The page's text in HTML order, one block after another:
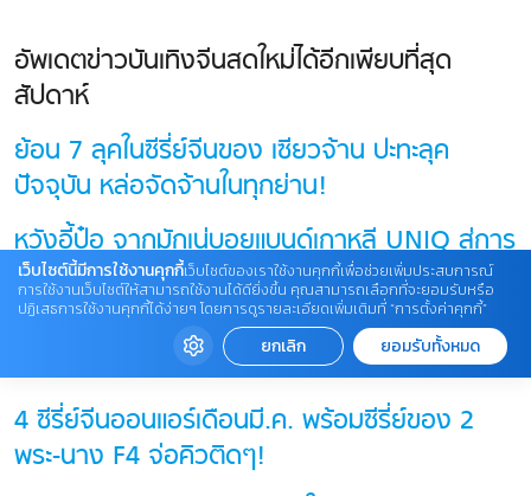
อัพเดตข่าวบันเทิงจีนสดใหม่ได้อีกเพียบที่สุด
สัปดาห์
ย้อน 7 ลุคในซีรี่ย์จีนของ เซียวจ้าน ปะทะลุค
ปัจจุบัน หล่อจัดจ้านในทุกย่าน!
หวังอี้ป๋อ จากมักเน่บอยแบนด์เกาหลี UNIQ สู่การ
เป็นนักแสดงจีนสุดฮ็อตข้ามประเทศ!!
เจาะโปรไฟล์ หลี่ชิ่น นักแสดงหญิงที่เคยเป็นกระแสคู่
เซียวจ้าน-หวังอี้ป๋อมาแล้ว!
4 ซีรี่ย์จีนออนแอร์เดือนมี.ค. พร้อมซีรี่ย์ของ 2
พระ-นาง F4 จ่อคิวติดๆ!
เว็บไซต์นี้มีการใช้งานคุกกี้เว็บไซต์ของเราใช้งานคุกกี้เพื่อช่วยเพิ่มประสบการณ์
การใช้งานเว็บไซต์ให้สามารถใช้งานได้ดียิ่งขึ้น คุณสามารถเลือกที่จะยอมรับหรือ
ปฏิเสธการใช้งานคุกกี้ได้ง่ายๆ โดยการดูรายละเอียดเพิ่มเติมที่ “การตั้งค่าคุกกี้”
ยกเลิก ยอมรับทั้งหมด